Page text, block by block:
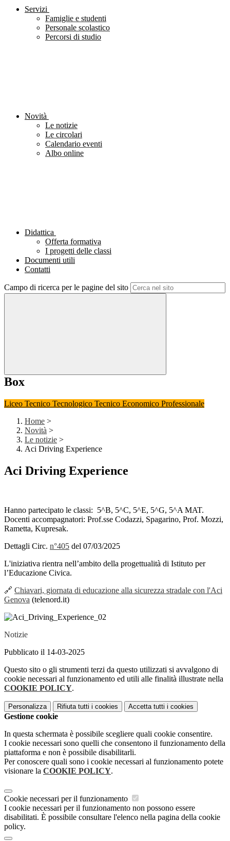
Servizi
Famiglie e studenti
Personale scolastico
Percorsi di studio
Novità
Le notizie
Le circolari
Calendario eventi
Albo online
Didattica
Offerta formativa
I progetti delle classi
Documenti utili
Contatti
Campo di ricerca per le pagine del sito
Box
Liceo Tecnico Tecnologico Tecnico Economico Professionale
Home >
Novità >
Le notizie >
Aci Driving Experience
Aci Driving Experience
Hanno partecipato le classi: 5^B, 5^C, 5^E, 5^G, 5^A MAT.
Docenti accompagnatori: Prof.sse Codazzi, Spagarino, Prof. Mozzi,
Rametta, Kupresak.
Dettagli Circ. n°405 del 07/03/2025
L'iniziativa rientra nell’ambito della progettualità di Istituto per
l’Educazione Civica.
🔗 Chiavari, giornata di educazione alla sicurezza stradale con l'Aci
Genova (telenord.it)
Notizie
Pubblicato il 14-03-2025
Questo sito o gli strumenti terzi da questo utilizzati si avvalgono di
cookie necessari al funzionamento ed utili alle finalità illustrate nella
COOKIE POLICY.
Personalizza Rifiuta tutti i cookies Accetta tutti i cookies
Gestione cookie
In questa schermata è possibile scegliere quali cookie consentire.
I cookie necessari sono quelli che consentono il funzionamento della
piattaforma e non è possibile disabilitarli.
Per conoscere quali sono i cookie necessari al funzionamento potete
visionare la COOKIE POLICY.
Cookie necessari per il funzionamento
I cookie necessari per il funzionamento non possono essere
disabilitati. È possibile consultare l'elenco nella pagina della cookie
policy.